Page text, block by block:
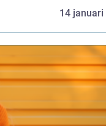
14 januari